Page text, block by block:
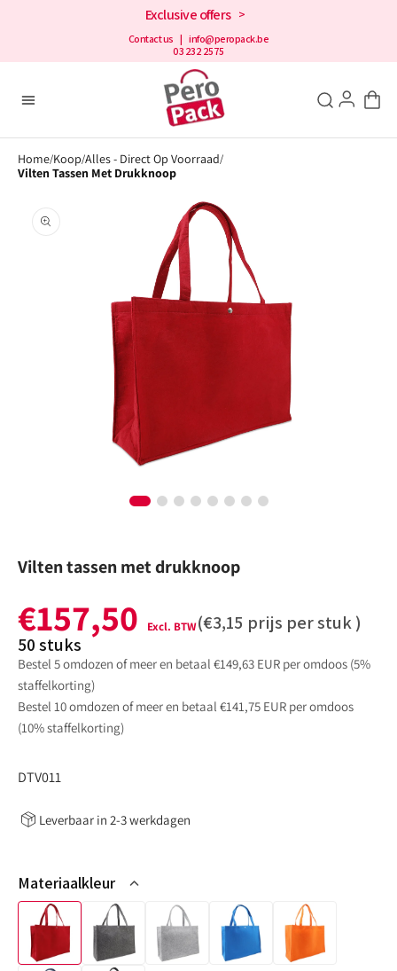
Exclusive offers >
Contact us | info@peropack.be
03 232 2575
Home/Koop/Alles - Direct Op Voorraad/
Vilten Tassen Met Drukknoop
Vilten tassen met drukknoop
Normale
prijs
€157,50 (€3,15 prijs per stuk )
50stuks
Bestel 5 omdozen of meer en betaal €149,63 EUR per omdoos (5%
staffelkorting)
Bestel 10 omdozen of meer en betaal €141,75 EUR per omdoos
(10% staffelkorting)
:DTV011
Leverbaar in 2-3 werkdagen
Materiaalkleur